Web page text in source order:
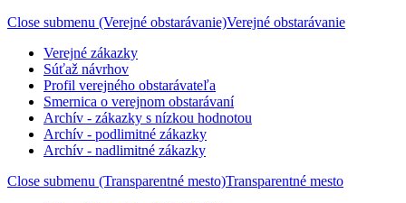
Close submenu (Verejné obstarávanie)Verejné obstarávanie
Verejné zákazky
Súťaž návrhov
Profil verejného obstarávateľa
Smernica o verejnom obstarávaní
Archív - zákazky s nízkou hodnotou
Archív - podlimitné zákazky
Archív - nadlimitné zákazky
Close submenu (Transparentné mesto)Transparentné mesto